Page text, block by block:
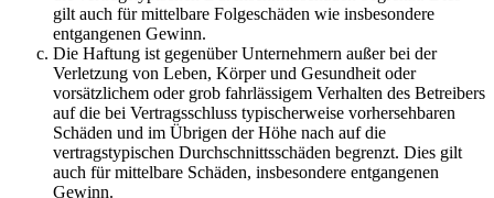
gilt auch für mittelbare Folgeschäden wie insbesondere
entgangenen Gewinn.
Die Haftung ist gegenüber Unternehmern außer bei der
Verletzung von Leben, Körper und Gesundheit oder
vorsätzlichem oder grob fahrlässigem Verhalten des Betreibers
auf die bei Vertragsschluss typischerweise vorhersehbaren
Schäden und im Übrigen der Höhe nach auf die
vertragstypischen Durchschnittsschäden begrenzt. Dies gilt
auch für mittelbare Schäden, insbesondere entgangenen
Gewinn.